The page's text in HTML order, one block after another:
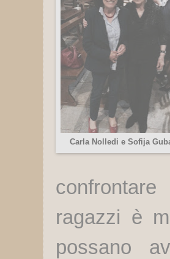
Carla Nolledi e Sofija
ragazzi è
possano